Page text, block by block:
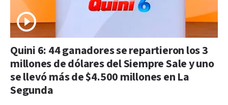
Quini 6: 44 ganadores se repartieron los 3
millones de dólares del Siempre Sale y uno
se llevó más de $4.500 millones en La
Segunda